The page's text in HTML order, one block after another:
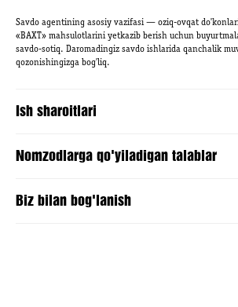
Savdo agentining asosiy vazifasi — oziq-ovqat
«BAXT» mahsulotlarini yetkazib berish uchun
savdo-sotiq. Daromadingiz savdo ishlarida qanchalik
qozonishingizga bog'liq.
Ish sharoitlari
Nomzodlarga qo'yiladigan talablar
Biz bilan bog'lanish